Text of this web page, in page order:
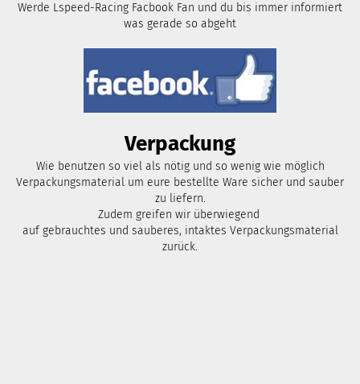
Werde Lspeed-Racing Facbook Fan und du bis immer informiert
was gerade so abgeht
Verpackung
Wie benutzen so viel als nötig und so wenig wie möglich
Verpackungsmaterial um eure bestellte Ware sicher und sauber
zu liefern.
Zudem greifen wir überwiegend
auf gebrauchtes und sauberes, intaktes Verpackungsmaterial
zurück.